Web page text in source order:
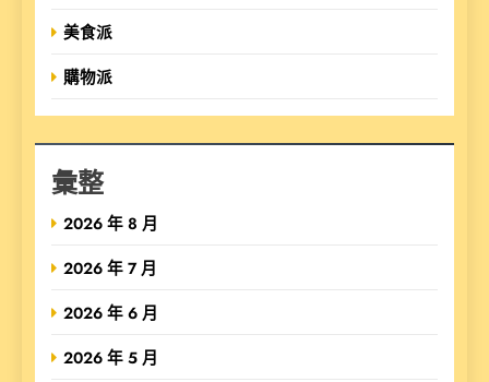
美食派
購物派
彙整
2026 年 8 月
2026 年 7 月
2026 年 6 月
2026 年 5 月